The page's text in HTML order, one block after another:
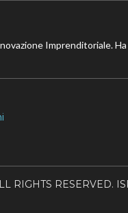
Imprenditoriale.
RIGHTS RESERVED.